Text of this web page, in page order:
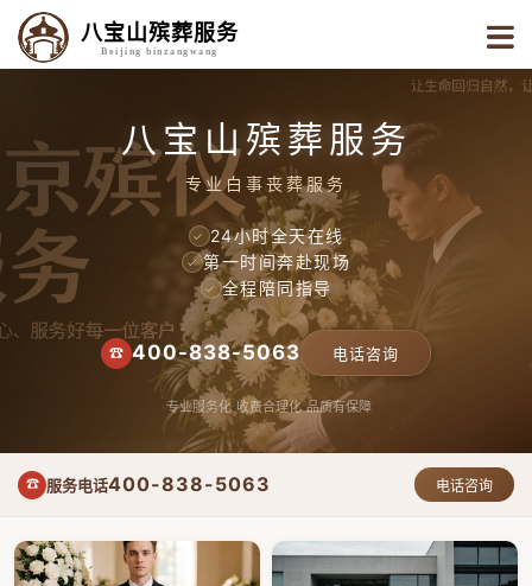
八宝山殡葬服务
Beijing binzangwang
八宝山殡葬服务
专业白事丧葬服务
✓ 24小时全天在线
✓ 第一时间奔赴现场
✓ 全程陪同指导
☎ 400-838-5063 电话咨询
专业服务化 收费合理化 品质有保障
☎ 服务电话400-838-5063 电话咨询